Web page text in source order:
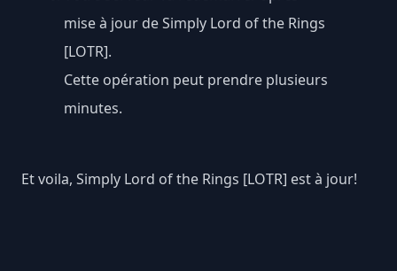
mise à jour de Simply Lord of the Rings
[LOTR].
Cette opération peut prendre plusieurs
minutes.
Et voila, Simply Lord of the Rings [LOTR] est à jour!